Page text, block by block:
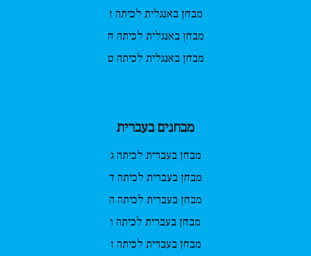
מבחן באנגלית לכיתה ז
מבחן באנגלית לכיתה ח
מבחן באנגלית לכיתה ט
מבחנים בעברית
מבחן בעברית לכיתה ג
מבחן בעברית לכיתה ד
מבחן בעברית לכיתה ה
מבחן בעברית לכיתה ו
מבחן בעברית לכיתה ז